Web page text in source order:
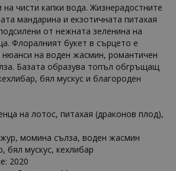
чисти капки вода. Жизнерадостните
мандарина и екзотичната питахая
от нежната зеленина на
Флоралният букет в сърцето е
нюанси на воден жасмин, романтичен
Базата образува топъл обгръщащ
бял мускус и благороден
на лотос, питахая (драконов плод),
момина сълза, воден жасмин
бял мускус, кехлибар
2020